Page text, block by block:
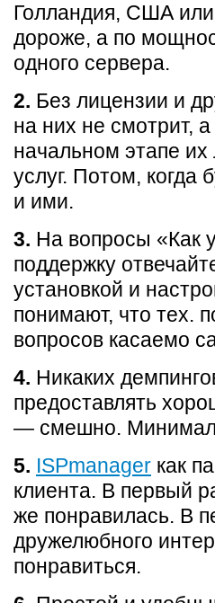
Голландия, США
дороже, а по
одного сервера.
2. Без лицензии и
на них не смотрит,
начальном этапе их
услуг. Потом, когда
и ими.
3. На вопросы «Как
поддержку
установкой и
понимают, что тех.
вопросов касаемо
4. Никаких
предоставлять
— смешно.
5. ISPmanager как
клиента. В первый
же понравилась. В
дружелюбного
понравиться.